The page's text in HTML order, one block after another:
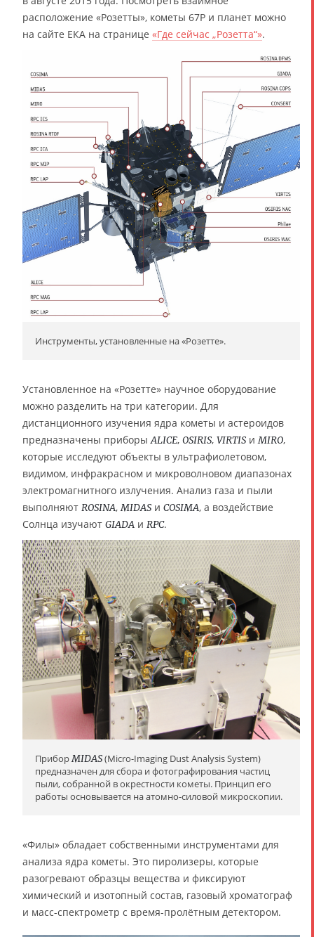
расположение «Розетты», кометы 67P и планет можно
на сайте ЕКА на странице «Где сейчас „Розетта“».
Инструменты, установленные на «Розетте».
Установленное на «Розетте» научное оборудование
можно разделить на три категории. Для
дистанционного изучения ядра кометы и астероидов
предназначены приборыALICE, OSIRIS, VIRTIS иMIRO,
которые исследуют объекты в ультрафиолетовом,
видимом, инфракрасном и микроволновом диапазонах
электромагнитного излучения. Анализ газа и пыли
выполняют ROSINA,MIDAS и COSIMA, а воздействие
Солнца изучают GIADA и RPC.
Прибор MIDAS(Micro-Imaging Dust Analysis System)
предназначен для сбора и фотографирования частиц
пыли, собранной в окрестности кометы. Принцип его
работы основывается на атомно-силовой микроскопии.
«Филы» обладает собственными инструментами для
анализа ядра кометы. Это пиролизеры, которые
разогревают образцы вещества и фиксируют
химический и изотопный состав, газовый хроматограф
и масс-спектрометр с время-пролётным детектором.